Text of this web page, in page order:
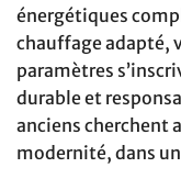
énergétiques
chauffage adapté,
paramètres
durable et
anciens cherchent
modernité, dans